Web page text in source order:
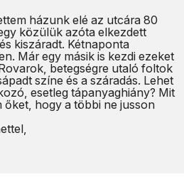
házunk elé az utcára 80
közülük azóta elkezdett
kiszáradt. Kétnaponta
Már egy másik is kezdi ezeket
betegségre utaló foltok
színe és a száradás. Lehet
esetleg tápanyaghiány? Mit
őket, hogy a többi ne jusson